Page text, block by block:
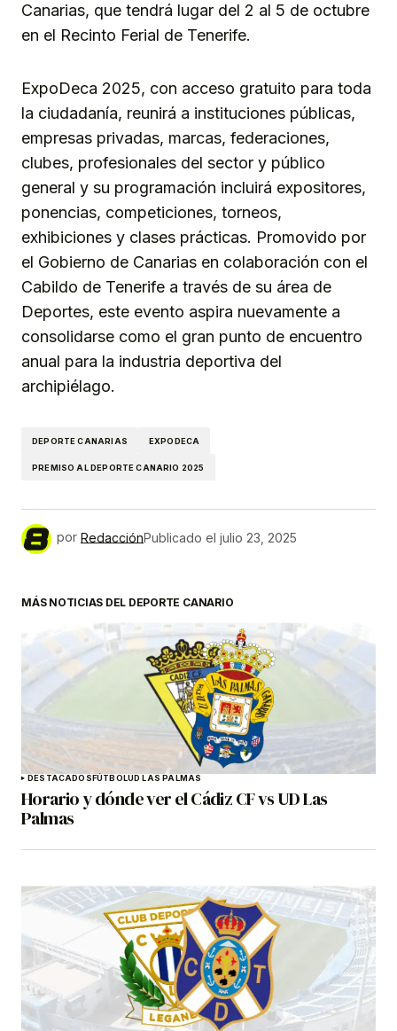
Canarias, que tendrá lugar del 2 al 5 de octubre
en el Recinto Ferial de Tenerife.
ExpoDeca 2025, con acceso gratuito para toda
la ciudadanía, reunirá a instituciones públicas,
empresas privadas, marcas, federaciones,
clubes, profesionales del sector y público
general y su programación incluirá expositores,
ponencias, competiciones, torneos,
exhibiciones y clases prácticas. Promovido por
el Gobierno de Canarias en colaboración con el
Cabildo de Tenerife a través de su área de
Deportes, este evento aspira nuevamente a
consolidarse como el gran punto de encuentro
anual para la industria deportiva del
archipiélago.
DEPORTE CANARIAS EXPODECA
PREMISO AL DEPORTE CANARIO 2025
por RedacciónPublicado el julio 23, 2025
MÁS NOTICIAS DEL DEPORTE CANARIO
DESTACADOS FÚTBOLUD LAS PALMAS
Horario y dónde ver el Cádiz CF vs UD Las
Palmas